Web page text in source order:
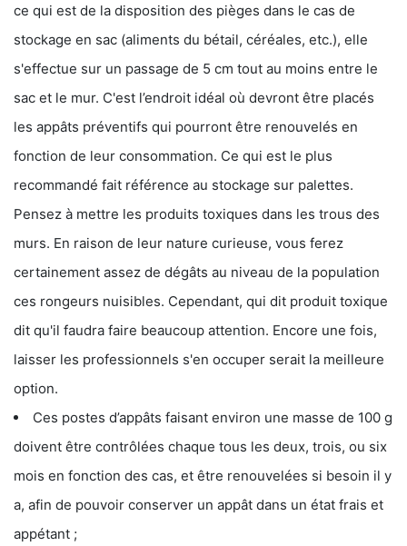
ce qui est de la disposition des pièges dans le cas de
stockage en sac (aliments du bétail, céréales, etc.), elle
s'effectue sur un passage de 5 cm tout au moins entre le
sac et le mur. C'est l’endroit idéal où devront être placés
les appâts préventifs qui pourront être renouvelés en
fonction de leur consommation. Ce qui est le plus
recommandé fait référence au stockage sur palettes.
Pensez à mettre les produits toxiques dans les trous des
murs. En raison de leur nature curieuse, vous ferez
certainement assez de dégâts au niveau de la population
ces rongeurs nuisibles. Cependant, qui dit produit toxique
dit qu'il faudra faire beaucoup attention. Encore une fois,
laisser les professionnels s'en occuper serait la meilleure
option.
Ces postes d’appâts faisant environ une masse de 100 g
doivent être contrôlées chaque tous les deux, trois, ou six
mois en fonction des cas, et être renouvelées si besoin il y
a, afin de pouvoir conserver un appât dans un état frais et
appétant ;